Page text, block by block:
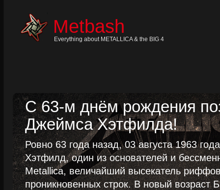
Metbash
Everything about METALLICA & the BIG 4
С 63-м днём рождения
Джеймса Хэтфилда!
Ровно 63 года назад, 03 августа 1963
Хэтфилд, один из основателей и
Metallica, величайший высекатель
проникновенных строк. В новый возраст